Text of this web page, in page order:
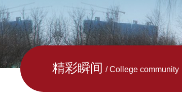
精彩瞬间 / College community